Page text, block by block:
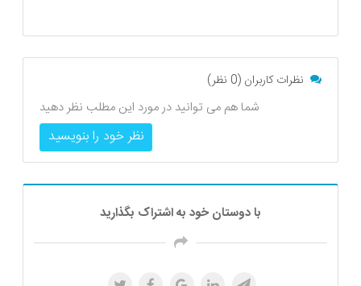
نظرات کاربران (0 نظر)
شما هم می توانید در مورد این مطلب نظر دهید
نظر خود را بنویسید
با دوستان خود به اشتراک بگذارید